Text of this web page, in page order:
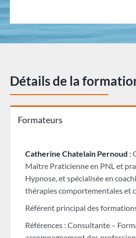
Détails de la
Formateurs
Catherine Chatelain Pernoud :
Maître Praticienne en PNL et
Hypnose, et spécialisée en
thérapies comportementales et
Référent principal des
Références : Consultante –